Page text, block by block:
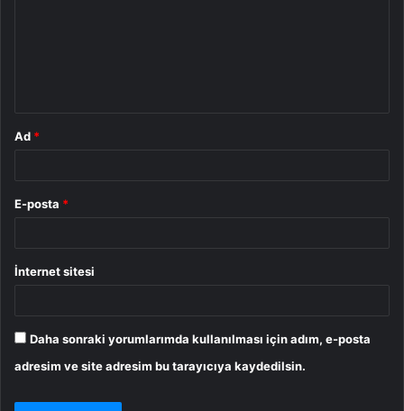
Ad *
E-posta *
İnternet sitesi
Daha sonraki yorumlarımda kullanılması için adım, e-posta
adresim ve site adresim bu tarayıcıya kaydedilsin.